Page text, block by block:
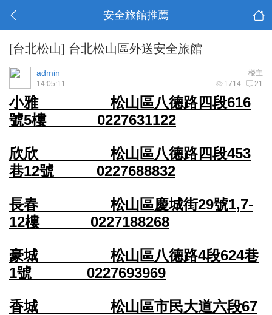
安全旅館推薦
[台北松山] 台北松山區外送安全旅館
楼主
admin
1714 21
14:05:11
小雅 松山區八德路四段616
號5樓 0227631122
欣欣 松山區八德路四段453
巷12號 0227688832
長春 松山區慶城街29號1,7-
12樓 0227188268
豪城 松山區八德路4段624巷
1號 0227693969
香城 松山區市民大道六段67